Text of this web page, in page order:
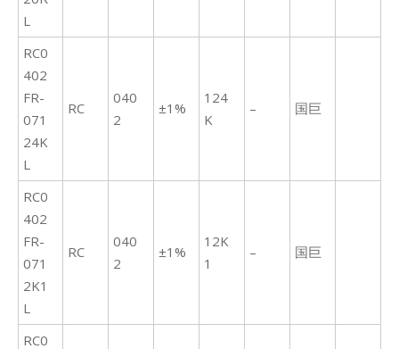
L
RC0
402
FR-
071
24K
L
RC
040
2
±1%
124
K
– 国巨
RC0
402
FR-
071
2K1
L
RC
040
2
±1%
12K
1
– 国巨
RC0